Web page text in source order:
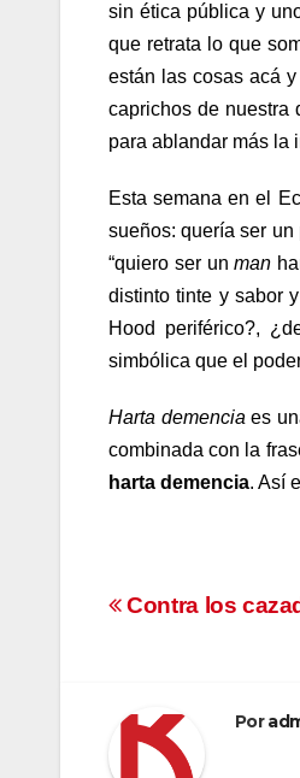
sin ética pública y
que retrata lo que
están las cosas acá
caprichos de nuestra
para ablandar más la
Esta semana en el
sueños: quería ser
“quiero ser unman
distinto tinte y sabor
Hood periférico?,
simbólica que el
Harta demencia es
combinada con la
harta demencia. Así
Contra los
Por